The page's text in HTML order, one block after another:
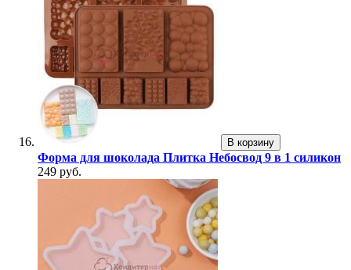
В корзину
Форма для шоколада Плитка Небосвод 9 в 1 силикон
249 руб.